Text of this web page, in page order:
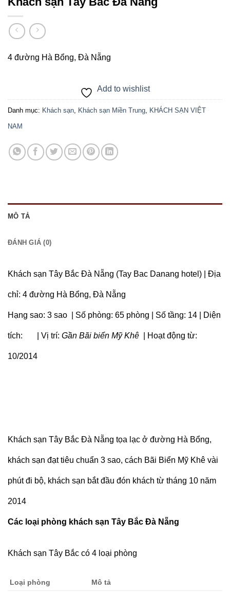
4 đường Hà Bổng, Đà Nẵng
Add to wishlist
Danh mục: Khách sạn, Khách sạn Miền Trung, KHÁCH SẠN VIỆT
NAM
MÔ TẢ
ĐÁNH GIÁ (0)
Khách sạn Tây Bắc Đà Nẵng (Tay Bac Danang hotel) | Địa
chỉ: 4 đường Hà Bổng, Đà Nẵng
Hạng sao: 3 sao | Số phòng: 65 phòng | Số tầng: 14 | Diện
tích: | Vị trí: Gần Bãi biển Mỹ Khê | Hoạt động từ:
10/2014
Khách sạn Tây Bắc Đà Nẵng tọa lạc ở đường Hà Bổng,
khách sạn đạt tiêu chuẩn 3 sao, cách Bãi Biển Mỹ Khê vài
phút đi bộ, khách sạn bắt đầu đón khách từ tháng 10 năm
2014
Các loại phòng khách sạn Tây Bắc Đà Nẵng
Khách sạn Tây Bắc có 4 loại phòng
Loại phòng Mô tả